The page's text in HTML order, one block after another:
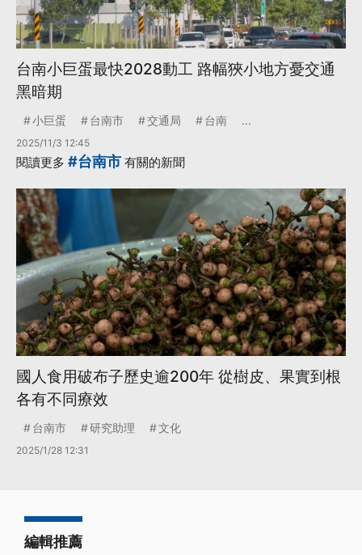
台南小巨蛋最快2028動工 路幅狹小地方憂交通
黑暗期
小巨蛋 台南市 交通局 台南 ...
2025/11/3 12:45
閱讀更多 #台南市 有關的新聞
國人食用破布子歷史逾200年 從樹皮、果實到根
各有不同療效
台南市 研究助理 文化
2025/1/28 12:31
編輯推薦